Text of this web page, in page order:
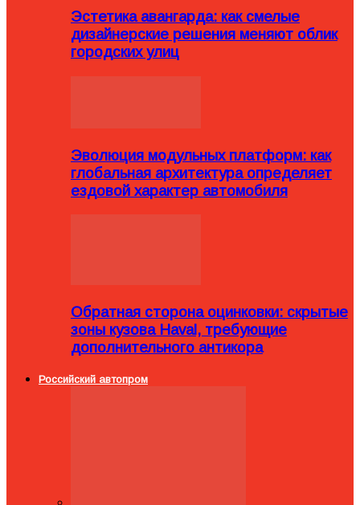
Эстетика авангарда: как смелые
дизайнерские решения меняют облик
городских улиц
Эволюция модульных платформ: как
глобальная архитектура определяет
ездовой характер автомобиля
Обратная сторона оцинковки: скрытые
зоны кузова Haval, требующие
дополнительного антикора
Российский автопром